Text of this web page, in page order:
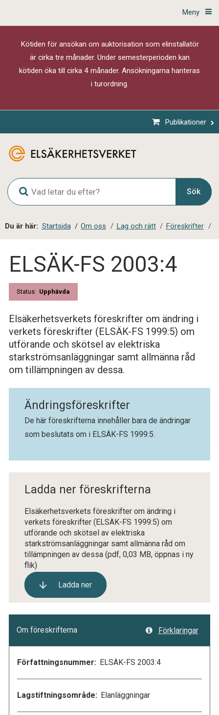
Meny
Kötiden för ansökan om auktorisation som elinstallatör
är cirka tre månader. Under semesterperioden kan
kötiden öka till cirka 4 månader. Ansökningarna hanteras
i turordning.
Publikationer
G
l
o
a
l
ö
k
Sök
Du är här: Startsida / Om oss / Lag och rätt / Föreskrifter /
ELSÄK-FS 2003:4
Status: Upphävda
Elsäkerhetsverkets föreskrifter om ändring i
verkets föreskrifter (ELSÄK-FS 1999:5) om
utförande och skötsel av elektriska
starkströmsanläggningar samt allmänna råd
om tillämpningen av dessa.
Ändringsföreskrifter
De här föreskrifterna innehåller bara de ändringar
som beslutats om i ELSÄK-FS 1999:5.
Ladda ner föreskrifterna
Elsäkerhetsverkets föreskrifter om ändring i
verkets föreskrifter (ELSÄK-FS 1999:5) om
utförande och skötsel av elektriska
starkströmsanläggningar samt allmänna råd om
tillämpningen av dessa (pdf, 0,03 MB, öppnas i ny
flik)
Ladda ner
Om föreskrifterna Förklaringar
Författningsnummer: ELSÄK-FS 2003:4
Lagstiftningsområde: Elanläggningar